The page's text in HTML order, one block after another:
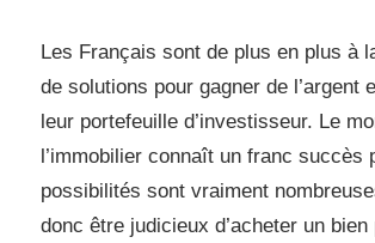
Les Français sont de plus en plus à
de solutions pour gagner de l’argent
leur portefeuille d’investisseur. Le
l’immobilier connaît un franc succès
possibilités sont vraiment
donc être judicieux d’acheter un